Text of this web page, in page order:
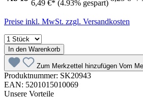
6,49 €* (4.93% gespart)
Preise inkl. MwSt. zzgl. Versandkosten
In den Warenkorb
Zum Merkzettel hinzufügen Vom
Produktnummer: SK20943
EAN: 5201015010069
Unsere Vorteile